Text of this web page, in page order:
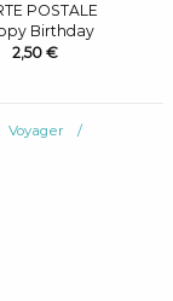
POSTALE
Birthday
2,50 €
Voyager